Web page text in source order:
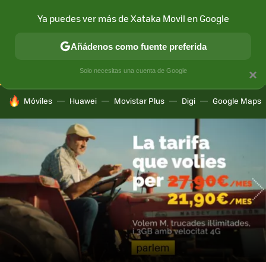
CONECTIVIDAD MÓVIL Y SOCIEDAD APLICACIONES
HOY SE HABLA DE
Móviles Huawei Movistar Plus Digi Google Maps
×
Ya puedes ver más de Xataka Movil en Google
Añádenos como fuente preferida
Solo necesitas una cuenta de Google